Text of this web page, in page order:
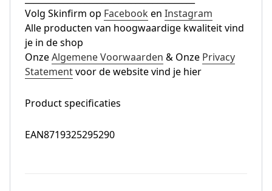
Volg Skinfirm op Facebooken Instagram
Alle producten van hoogwaardige kwaliteit vind
je in de shop
OnzeAlgemene Voorwaarden & Onze Privacy
Statementvoor de website vind je hier
Product specificaties
EAN8719325295290